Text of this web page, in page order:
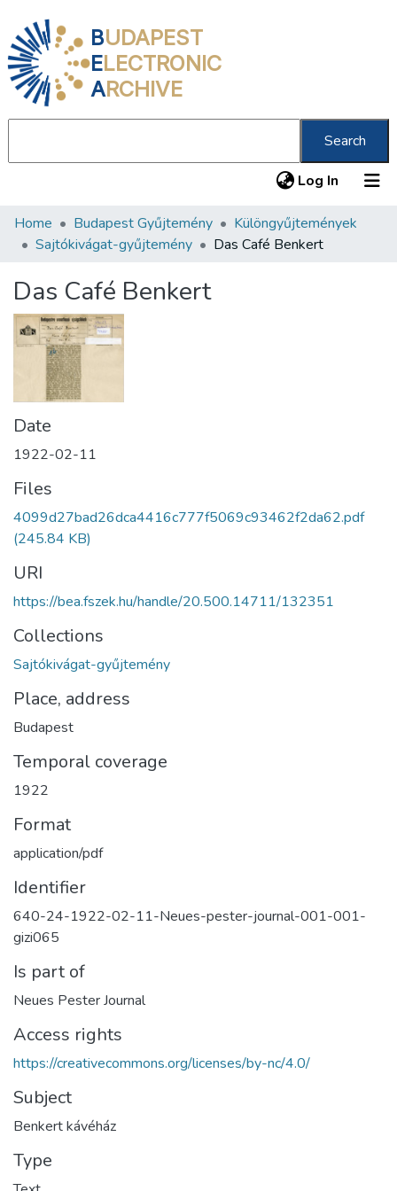
BUDAPEST
ELECTRONIC
ARCHIVE
Search
Log In (current)
Communities & Collections
Statistics
About us
Home Budapest Gyűjtemény
Különgyűjtemények
Sajtókivágat-gyűjtemény
Das Café Benkert
Das Café Benkert
Date
1922-02-11
Files
4099d27bad26dca4416c777f5069c93462f2da62.pdf
(245.84 KB)
URI
https://bea.fszek.hu/handle/20.500.14711/132351
Collections
Sajtókivágat-gyűjtemény
Place, address
Budapest
Temporal coverage
1922
Format
application/pdf
Identifier
640-24-1922-02-11-Neues-pester-journal-001-001-
gizi065
Is part of
Neues Pester Journal
Access rights
https://creativecommons.org/licenses/by-nc/4.0/
Subject
Benkert kávéház
Type